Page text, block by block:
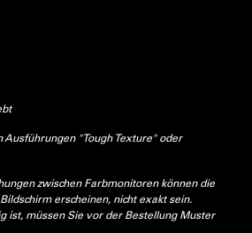
Ausführungen "Tough Texture" oder
zwischen Farbmonitoren können die
erscheinen, nicht exakt sein.
ist, müssen Sie vor der Bestellung Muster